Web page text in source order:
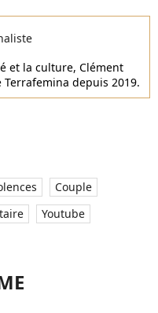
et la culture, Clément
depuis 2019.
Couple
Youtube